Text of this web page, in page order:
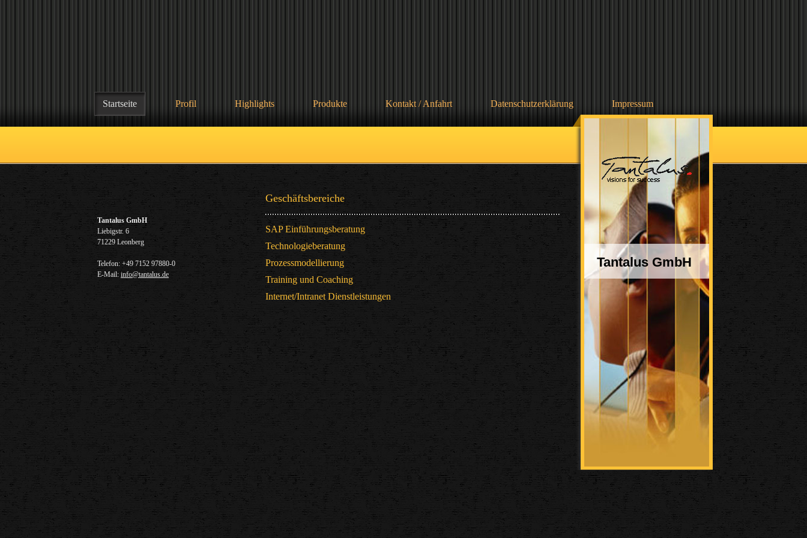
Startseite Profil Highlights Produkte Kontakt / Anfahrt Datenschutzerklärung Impressum
Tantalus GmbH
Tantalus GmbH
Liebigstr. 6
71229 Leonberg
Telefon: +49 7152 97880-0
E-Mail: info@tantalus.de
Geschäftsbereiche
SAP Einführungsberatung
Technologieberatung
Prozessmodellierung
Training und Coaching
Internet/Intranet Dienstleistungen